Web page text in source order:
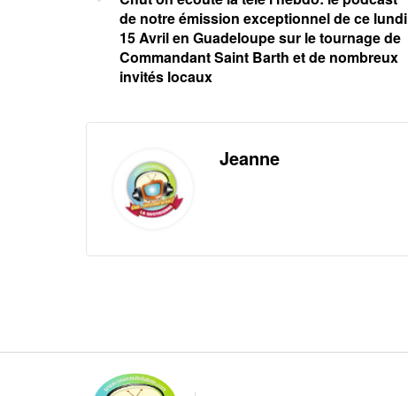
de notre émission exceptionnel de ce lundi
15 Avril en Guadeloupe sur le tournage de
Commandant Saint Barth et de nombreux
invités locaux
Jeanne